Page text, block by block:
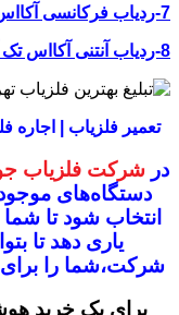
7-ردیاب فرکانسی آکااس هفت آنتن
8-ردیاب آنتنی آکااس تک آنتن
تعمیر فلزیاب | اجاره
در شرکت فلزیاب
دستگاه‌های
انتخاب شودتا
یاری دهد تا
شرکت،شما را
برای یک خرید